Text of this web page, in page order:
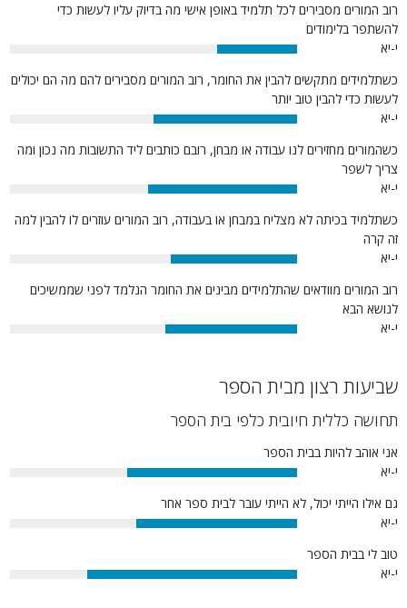
רוב המורים מסבירים לכל תלמיד באופן אישי מה בדיוק עליו לעשות כדי
להשתפר בלימודים
י-יא
28%
כשתלמידים מתקשים להבין את החומר, רוב המורים מסבירים להם מה הם יכולים
לעשות כדי להבין טוב יותר
י-יא
50%
כשהמורים מחזירים לנו עבודה או מבחן, רובם כותבים ליד התשובות מה נכון ומה
צריך לשפר
י-יא
52%
כשתלמיד בכיתה לא מצליח במבחן או בעבודה, רוב המורים עוזרים לו להבין למה
זה קרה
י-יא
44%
רוב המורים מוודאים שהתלמידים מבינים את החומר הנלמד לפני שממשיכים
לנושא הבא
י-יא
46%
שביעות רצון מבית הספר
תחושה כללית חיובית כלפי בית הספר
אני אוהב להיות בבית הספר
י-יא
59%
גם אילו הייתי יכול, לא הייתי עובר לבית ספר אחר
י-יא
56%
טוב לי בבית הספר
י-יא
73%